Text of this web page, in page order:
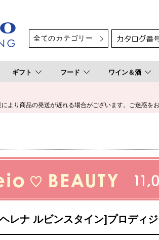
ギフト フード ワイン＆酒
より商品の発送が遅れる場合がございます。ご迷惑を
レナ ルビンスタイン]プロディ